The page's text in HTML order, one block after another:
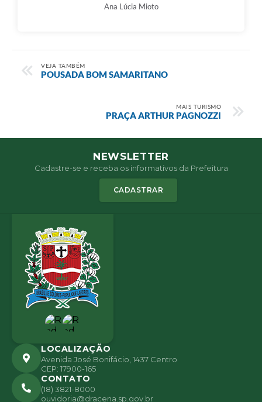
Ana Lúcia Mioto
VEJA TAMBÉM
POUSADA BOM SAMARITANO
MAIS TURISMO
PRAÇA ARTHUR PAGNOZZI
NEWSLETTER
Cadastre-se e receba os informativos da Prefeitura
CADASTRAR
LOCALIZAÇÃO
Avenida José Bonifácio, 1437 Centro
CEP: 17900-165
CONTATO
(18) 3821-8000
ouvidoria@dracena.sp.gov.br